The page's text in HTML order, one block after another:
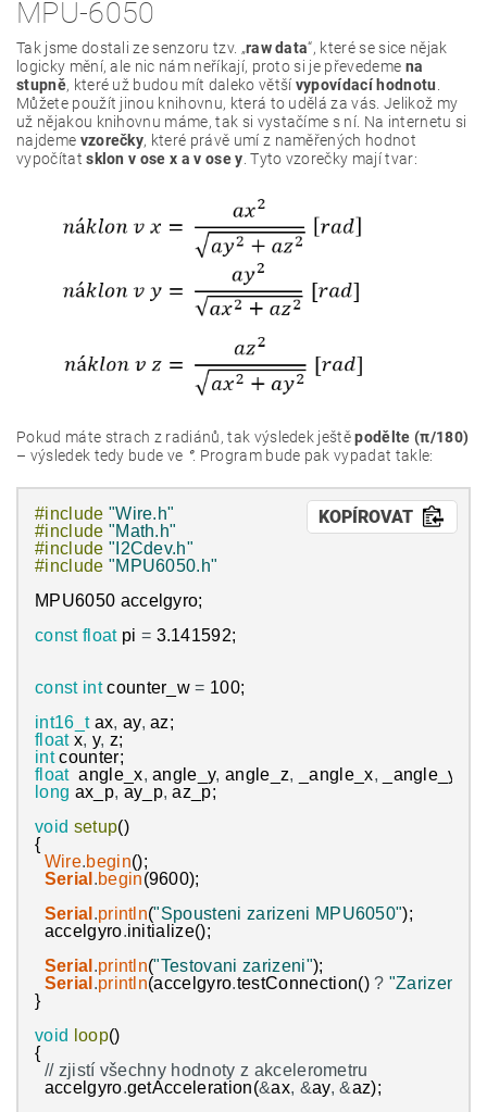
Serial .print("\n"
}
void loop()
{
// sem nic nepíšeme
}
MPU-6050
Tak jsme dostali ze senzoru tzv. „raw data“, které se sice nějak
logicky mění, ale nic nám neříkají, proto si je převedeme na
stupně, které už budou mít daleko větší vypovídací hodnotu
Můžete použít jinou knihovnu, která to udělá za vás. Jelikož my
už nějakou knihovnu máme, tak si vystačíme s ní. Na internetu si
najdeme vzorečky, které právě umí z naměřených hodnot
vypočítatsklon v ose x a v ose y . Tyto vzorečky mají tvar:
Pokud máte strach z radiánů, tak výsledek ještěpodělte (π/180)
– výsledek tedy bude ve °. Program bude pak vypadat takle:
#include "Wire.h"
#include "Math.h"
#include "I2Cdev.h"
#include "MPU6050.h"
MPU6050 accelgyro;
const float pi = 3.141592;
const int counter_w = 100;
int16_t ax, ay, az;
float x, y, z;
int counter;
float angle_x, angle_y, angle_z, _angle_x, _angle_y
long ax_p, ay_p, az_p;
void setup()
{
Wire.begin();
Serial .begin(9600);
Serial .println("Spousteni zarizeni MPU6050");
accelgyro.initialize();
Serial .println("Testovani zarizeni");
Serial .println(accelgyro.testConnection() ? "Zarizeni
}
void
loop()
{
// zjistí všechny hodnoty z akcelerometru
accelgyro.getAcceleration(&ax, &ay, &az);
KOPÍROVAT